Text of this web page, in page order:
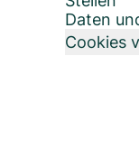
Daten
Cookies